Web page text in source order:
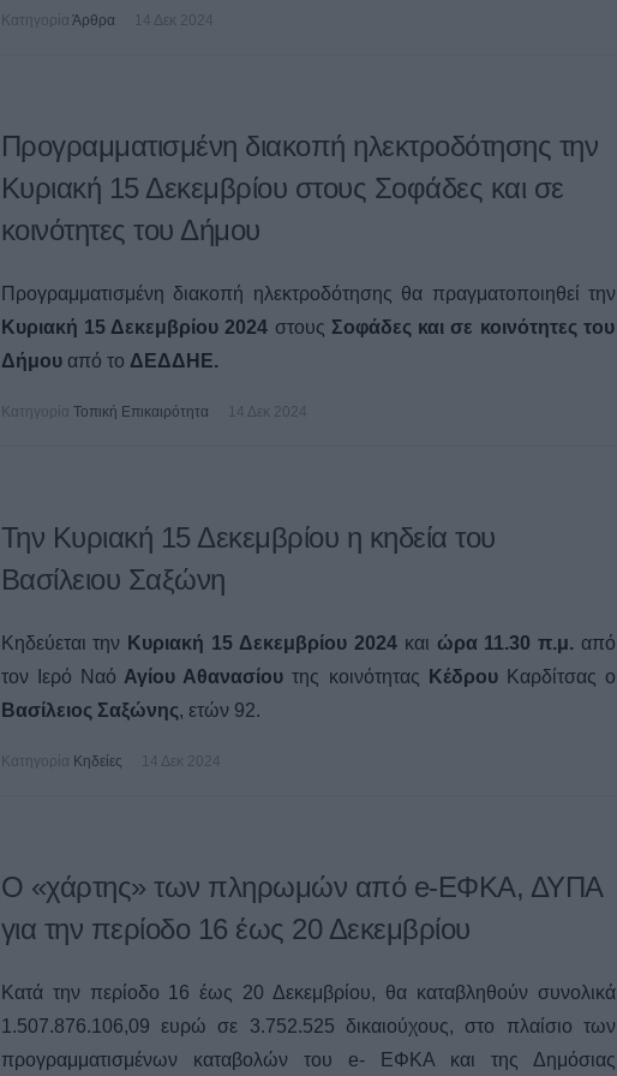
Κατηγορία Άρθρα 14 Δεκ 2024
Προγραμματισμένη διακοπή ηλεκτροδότησης την
Κυριακή 15 Δεκεμβρίου στους Σοφάδες και σε
κοινότητες του Δήμου
Προγραμματισμένη διακοπή ηλεκτροδότησης θα πραγματοποιηθεί την
Κυριακή 15 Δεκεμβρίου 2024 στους Σοφάδες και σε κοινότητες του
Δήμου από το ΔΕΔΔΗΕ.
Κατηγορία Τοπική Επικαιρότητα 14 Δεκ 2024
Την Κυριακή 15 Δεκεμβρίου η κηδεία του
Βασίλειου Σαξώνη
Κηδεύεται την Κυριακή 15 Δεκεμβρίου 2024 και ώρα 11.30 π.μ. από
τον Ιερό Ναό Αγίου Αθανασίου της κοινότητας ΚέδρουΚαρδίτσας ο
Βασίλειος Σαξώνης, ετών 92.
Κατηγορία Κηδείες 14 Δεκ 2024
Ο «χάρτης» των πληρωμών από e-ΕΦΚΑ, ΔΥΠΑ
για την περίοδο 16 έως 20 Δεκεμβρίου
Κατά την περίοδο 16 έως 20 Δεκεμβρίου, θα καταβληθούν συνολικά
1.507.876.106,09 ευρώ σε 3.752.525 δικαιούχους, στο πλαίσιο των
προγραμματισμένων καταβολών του e- ΕΦΚΑ και της Δημόσιας